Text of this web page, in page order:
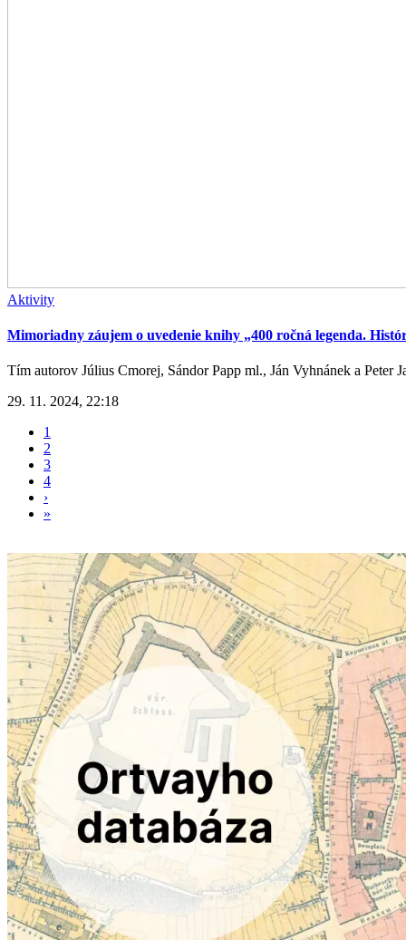
Aktivity
Mimoriadny záujem o uvedenie knihy „400 ročná legenda.
Tím autorov Július Cmorej, Sándor Papp ml., Ján Vyhnánek a Peter
29. 11. 2024, 22:18
Stránkovanie
Aktuálna
stránka
1
Strana
2
Strana
3
Strana
4
Ďalšia
strana
›
Posledná
»